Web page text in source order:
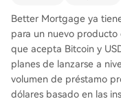
Better Mortgage ya
para un nuevo
que acepta Bitcoin y
planes de lanzarse a
volumen de préstamo
dólares basado en las